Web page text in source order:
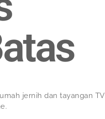
jernih dan tayangan TV